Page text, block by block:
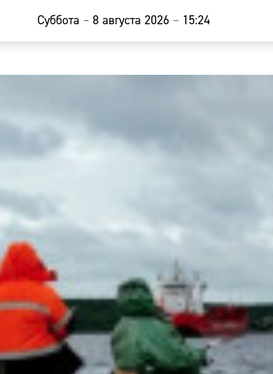
Суббота – 8 августа 2026 – 15:24
Наши гости
Погода
Курсы валют